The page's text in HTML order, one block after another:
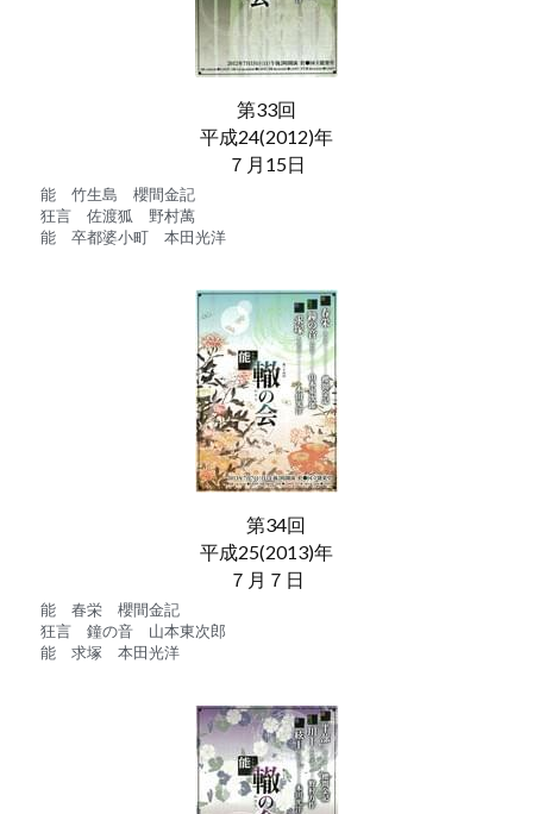
第33回
平成24(2012)年
７月15日
能　竹生島　櫻間金記
狂言　佐渡狐　野村萬
能　卒都婆小町　本田光洋
第34回
平成25(2013)年
７月７日
能　春栄　櫻間金記
狂言　鐘の音　山本東次郎
能　求塚　本田光洋